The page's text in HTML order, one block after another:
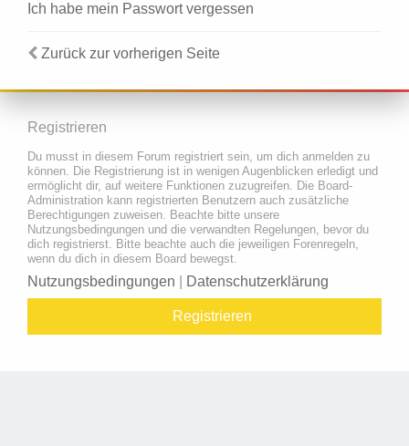
Ich habe mein Passwort vergessen
Zurück zur vorherigen Seite
Registrieren
Du musst in diesem Forum registriert sein, um dich anmelden zu
können. Die Registrierung ist in wenigen Augenblicken erledigt und
ermöglicht dir, auf weitere Funktionen zuzugreifen. Die Board-
Administration kann registrierten Benutzern auch zusätzliche
Berechtigungen zuweisen. Beachte bitte unsere
Nutzungsbedingungen und die verwandten Regelungen, bevor du
dich registrierst. Bitte beachte auch die jeweiligen Forenregeln,
wenn du dich in diesem Board bewegst.
Nutzungsbedingungen Datenschutzerklärung
Registrieren